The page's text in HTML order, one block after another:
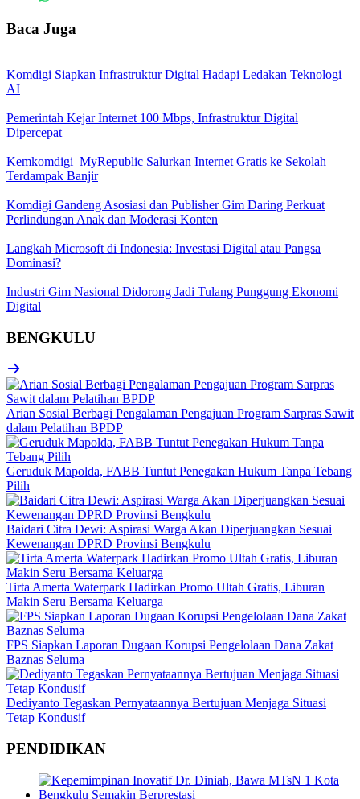
Baca Juga
Komdigi Siapkan Infrastruktur Digital Hadapi Ledakan Teknologi
AI
Pemerintah Kejar Internet 100 Mbps, Infrastruktur Digital
Dipercepat
Kemkomdigi–MyRepublic Salurkan Internet Gratis ke Sekolah
Terdampak Banjir
Komdigi Gandeng Asosiasi dan Publisher Gim Daring Perkuat
Perlindungan Anak dan Moderasi Konten
Langkah Microsoft di Indonesia: Investasi Digital atau Pangsa
Dominasi?
Industri Gim Nasional Didorong Jadi Tulang Punggung Ekonomi
Digital
BENGKULU
Arian Sosial Berbagi Pengalaman Pengajuan Program Sarpras Sawit
dalam Pelatihan BPDP
Geruduk Mapolda, FABB Tuntut Penegakan Hukum Tanpa Tebang
Pilih
Baidari Citra Dewi: Aspirasi Warga Akan Diperjuangkan Sesuai
Kewenangan DPRD Provinsi Bengkulu
Tirta Amerta Waterpark Hadirkan Promo Ultah Gratis, Liburan
Makin Seru Bersama Keluarga
FPS Siapkan Laporan Dugaan Korupsi Pengelolaan Dana Zakat
Baznas Seluma
Dediyanto Tegaskan Pernyataannya Bertujuan Menjaga Situasi
Tetap Kondusif
PENDIDIKAN